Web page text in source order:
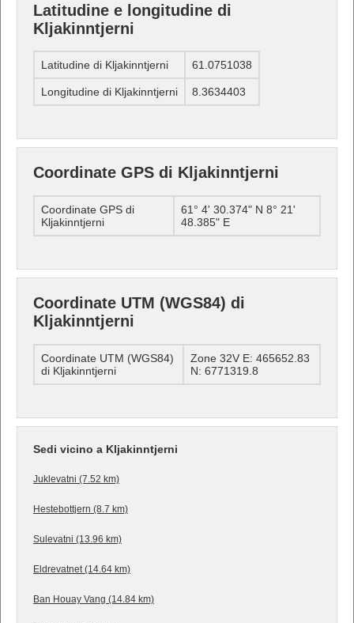
Latitudine e longitudine di
Kljakinntjerni
Latitudine di Kljakinntjerni 61.0751038
Longitudine di Kljakinntjerni 8.3634403
Coordinate GPS di Kljakinntjerni
Coordinate GPS di
Kljakinntjerni
61° 4' 30.374" N 8° 21'
48.385" E
Coordinate UTM (WGS84) di
Kljakinntjerni
Coordinate UTM (WGS84)
di Kljakinntjerni
Zone 32V E: 465652.83
N: 6771319.8
Sedi vicino a Kljakinntjerni
Juklevatni (7.52 km)
Hestebottjern (8.7 km)
Sulevatni (13.96 km)
Eldrevatnet (14.64 km)
Ban Houay Vang (14.84 km)